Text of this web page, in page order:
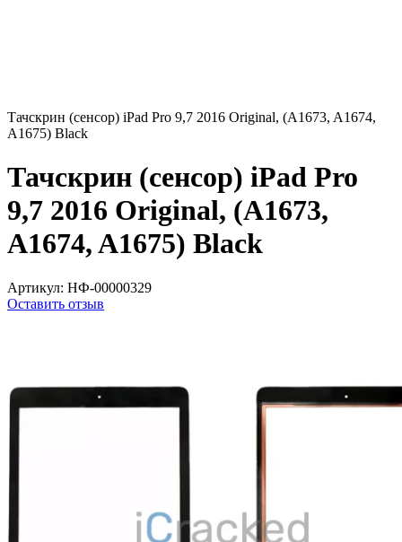
Тачскрин (сенсор) iPad Pro 9,7 2016 Original, (A1673, A1674,
A1675) Black
Тачскрин (сенсор) iPad Pro
9,7 2016 Original, (A1673,
A1674, A1675) Black
Артикул: НФ-00000329
Оставить отзыв